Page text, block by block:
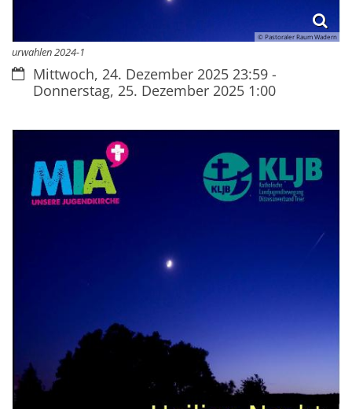
© Pastoraler Raum Wadern
urwahlen 2024-1
Datum:
Mittwoch, 24. Dezember 2025 23:59 -
Donnerstag, 25. Dezember 2025 1:00